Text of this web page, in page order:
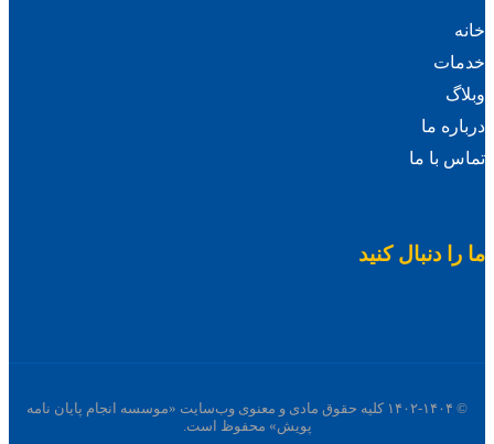
خانه
خدمات
وبلاگ
درباره ما
تماس با ما
ما را دنبال کنید
© ۱۴۰۲-۱۴۰۴ کلیه حقوق مادی و معنوی وب‌سایت «موسسه انجام پایان نامه
پویش» محفوظ است.